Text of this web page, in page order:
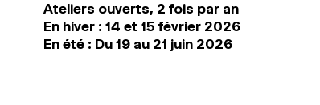
Ateliers ouverts, 2 fois par an
En hiver : 14 et 15 février 2026
En été : Du 19 au 21 juin 2026